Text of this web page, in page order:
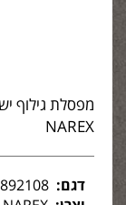
מפסלת גילוף
NAREX
דגם: